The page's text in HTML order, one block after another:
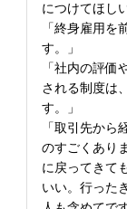
につけてほし
「終身雇用を
す。」
「社内の評
される制度は
す。」
「取引先から
のすごくあり
に戻ってきて
いい。行った